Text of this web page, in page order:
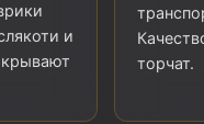
и
торчат.